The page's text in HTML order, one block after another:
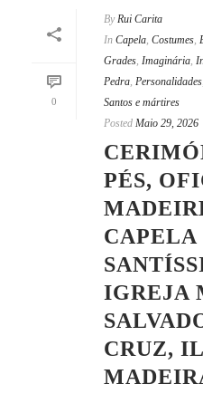
0
By Rui Carita
In Capela, Costumes,
Grades, Imaginária,
Pedra, Personalidades
Santos e mártires
Posted Maio 29, 2026
PÉS,
CAPELA
IGREJA
CRUZ,